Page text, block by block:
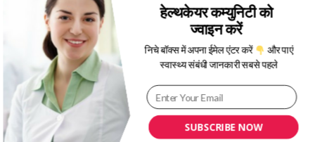
More Posts From: हेल्थ न्यूज़
SUBSCRIBE NOW
हेल्थकेयर कम्युनिटी को
ज्वाइन करें
निचे बॉक्स में अपना ईमेल एंटर करें
और पाएं
स्वास्थ्य संबंधी जानकारी सबसे पहले